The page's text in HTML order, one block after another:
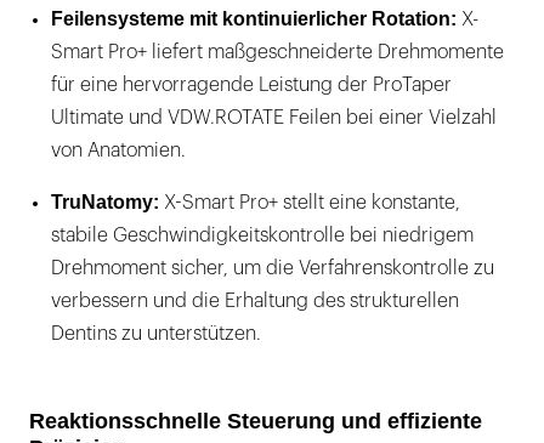
Feilensysteme mit kontinuierlicher Rotation: X-
Smart Pro+ liefert maßgeschneiderte Drehmomente
für eine hervorragende Leistung der ProTaper
Ultimate und VDW.ROTATE Feilen bei einer Vielzahl
von Anatomien.
TruNatomy: X-Smart Pro+ stellt eine konstante,
stabile Geschwindigkeitskontrolle bei niedrigem
Drehmoment sicher, um die Verfahrenskontrolle zu
verbessern und die Erhaltung des strukturellen
Dentins zu unterstützen.
Reaktionsschnelle Steuerung und effiziente